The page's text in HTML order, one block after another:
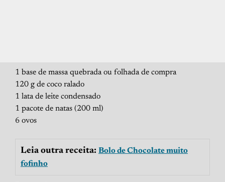
1 base de massa quebrada ou folhada de compra
120 g de coco ralado
1 lata de leite condensado
1 pacote de natas (200 ml)
6 ovos
Leia outra receita: Bolo de Chocolate muito
fofinho